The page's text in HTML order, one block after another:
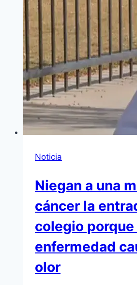
Noticia
Niegan a una
cáncer la
colegio porque
enfermedad
olor